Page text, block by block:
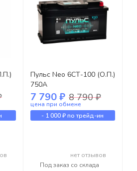
Пульс Neo 6СТ-100 (О.П.)
750А
7 790 ₽ 8 790 ₽
цена при обмене
- 1 000 ₽ по трейд-ин
нет отзывов
Под заказ со склада